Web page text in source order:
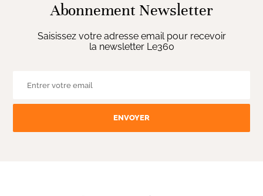
Abonnement Newsletter
Saisissez votre adresse email pour recevoir
la newsletter Le360
ENVOYER